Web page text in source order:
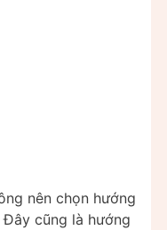
nên chọn hướng
cũng là hướng